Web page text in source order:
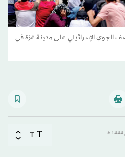
الجوي الإسرائيلي على مدينة غزة في
T
T